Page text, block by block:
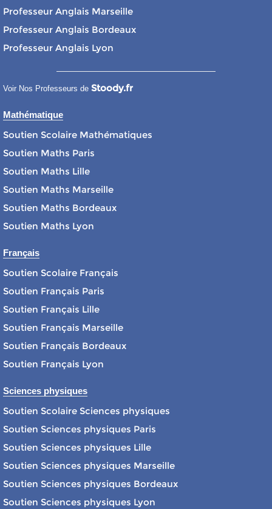
Professeur Anglais Marseille
Professeur Anglais Bordeaux
Professeur Anglais Lyon
Voir Nos Professeurs de Stoody.fr
Mathématique
Soutien Scolaire Mathématiques
Soutien Maths Paris
Soutien Maths Lille
Soutien Maths Marseille
Soutien Maths Bordeaux
Soutien Maths Lyon
Français
Soutien Scolaire Français
Soutien Français Paris
Soutien Français Lille
Soutien Français Marseille
Soutien Français Bordeaux
Soutien Français Lyon
Sciences physiques
Soutien Scolaire Sciences physiques
Soutien Sciences physiques Paris
Soutien Sciences physiques Lille
Soutien Sciences physiques Marseille
Soutien Sciences physiques Bordeaux
Soutien Sciences physiques Lyon